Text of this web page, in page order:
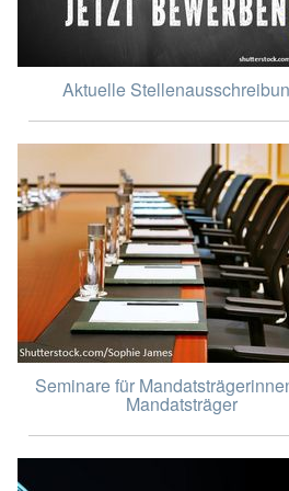
Aktuelle
Seminare für
Mandatsträger